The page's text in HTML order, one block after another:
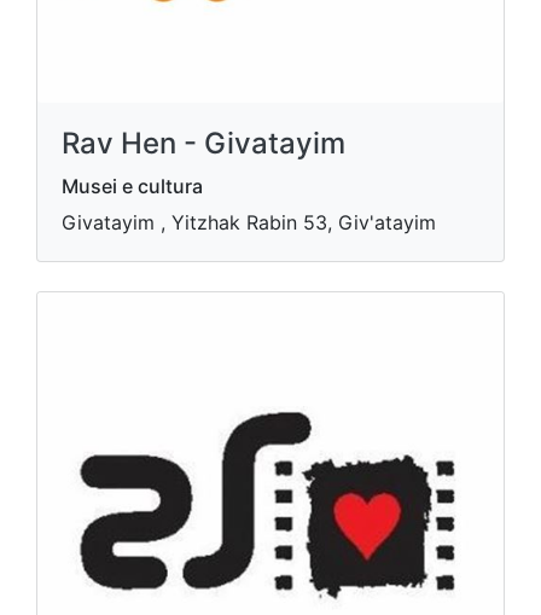
Rav Hen - Givatayim
Musei e cultura
Givatayim , Yitzhak Rabin 53, Giv'atayim